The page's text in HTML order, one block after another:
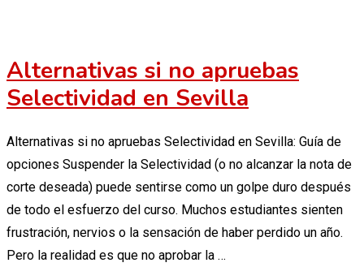
Alternativas si no apruebas
Selectividad en Sevilla
Alternativas si no apruebas Selectividad en Sevilla: Guía de
opciones Suspender la Selectividad (o no alcanzar la nota de
corte deseada) puede sentirse como un golpe duro después
de todo el esfuerzo del curso. Muchos estudiantes sienten
frustración, nervios o la sensación de haber perdido un año.
Pero la realidad es que no aprobar la …